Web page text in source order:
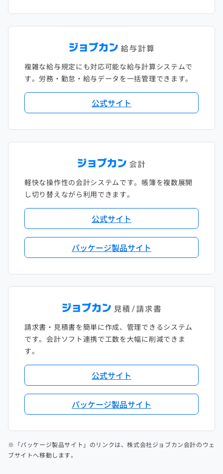
複雑な給与規定にも対応可能な給与計算システムで
す。労務・勤怠・給与データを一括管理できます。
公式サイト
軽快な操作性の会計システムです。帳簿を複数展開
し切り替えながら利用できます。
公式サイト
パッケージ製品サイト
請求書・見積書を簡単に作成、管理できるシステム
です。会計ソフト連携で工数を大幅に削減できま
す。
公式サイト
パッケージ製品サイト
※「パッケージ製品サイト」のリンクは、株式会社ジョブカン会計のウェ
ブサイトへ移動します。